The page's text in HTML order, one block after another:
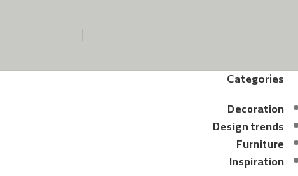
Categories
Decoration
Design trends
Furniture
Inspiration